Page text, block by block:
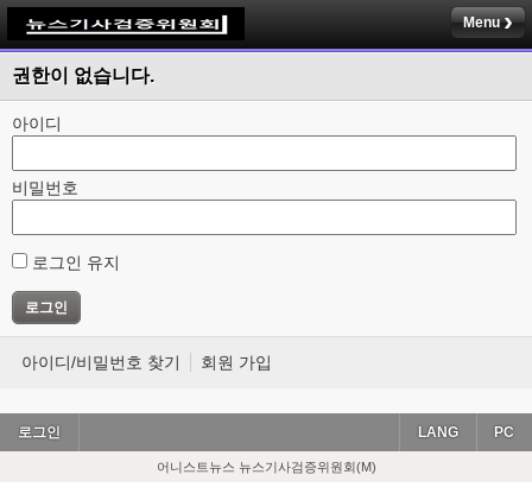
Menu
권한이 없습니다.
아이디
비밀번호
로그인 유지
아이디/비밀번호 찾기 회원 가입
로그인 PC
LANG
어니스트뉴스 뉴스기사검증위원회(M)